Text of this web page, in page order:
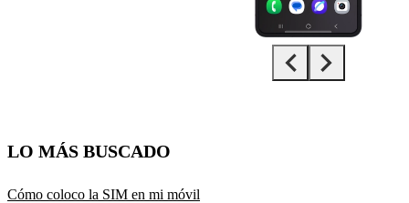
LO MÁS BUSCADO
Cómo coloco la SIM en mi móvil